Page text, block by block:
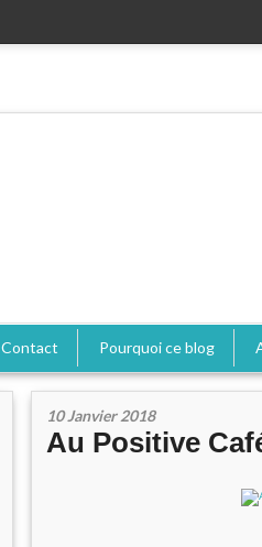
Contact Pourquoi ce blog
10 Janvier 2018
Au Positive